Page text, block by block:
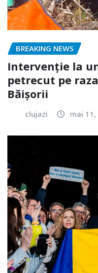
BREAKING NEWS
Intervenție la
petrecut pe
Băișorii
clujazi mai 11,